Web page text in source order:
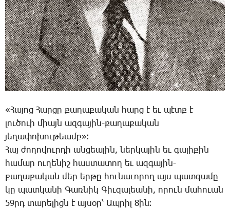
«­Հա­յոց ­Հար­ցը քա­ղա­քա­կան հարց է եւ պէտք է
լու­ծո­ւի միայն ազ­գա­յին-քա­ղա­քա­կան
յե­ղա­փո­խու­թեամբ»։
­Հայ ժո­ղո­վուր­դի ան­ցեա­լին, ներ­կա­յին եւ գա­լի­քին
հա­մար ու­ղե­նիշ հաս­տա­տող եւ ազ­գա­յին-
քա­ղա­քա­կան մեր եր­թը հու­նա­ւո­րող այս պատ­գա­մը
կը պատ­կա­նի ­Գառ­նիկ ­Գիւ­զա­լեա­նի, ո­րուն մա­հո­ւան
59րդ ­տա­րե­լիցն է այ­սօր՝ Ապ­րիլ 8ին։